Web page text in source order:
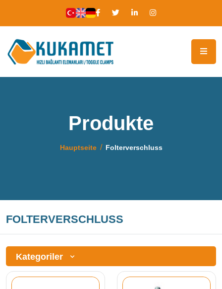
Produkte
Hauptseite Folterverschluss
FOLTERVERSCHLUSS
Kategoriler